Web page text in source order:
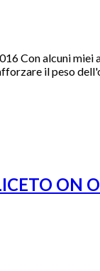
Con alcuni
il peso
ON